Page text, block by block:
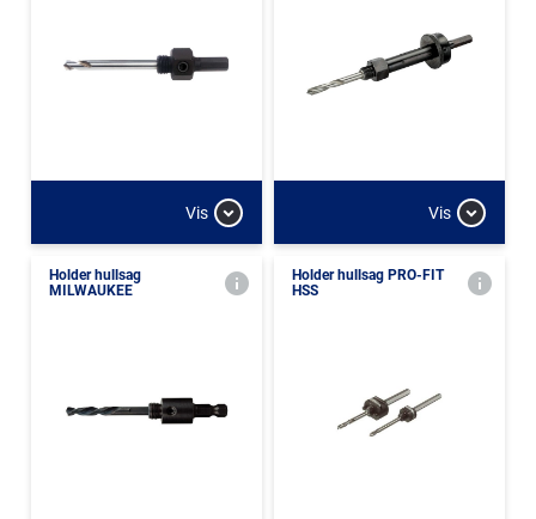
Vis Vis
Holder hullsag
MILWAUKEE
Holder hullsag PRO-FIT
HSS